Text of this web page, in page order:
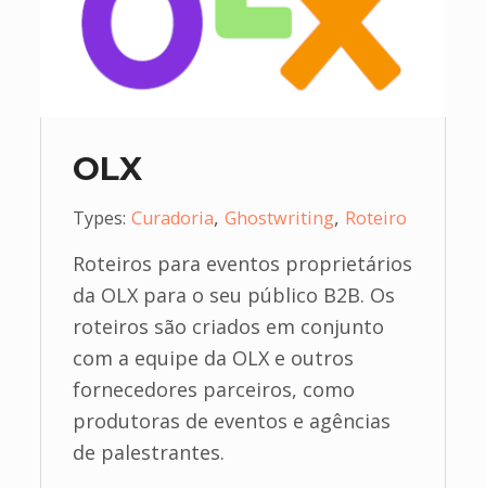
OLX
Types: Curadoria, Ghostwriting, Roteiro
Roteiros para eventos proprietários
da OLX para o seu público B2B. Os
roteiros são criados em conjunto
com a equipe da OLX e outros
fornecedores parceiros, como
produtoras de eventos e agências
de palestrantes.